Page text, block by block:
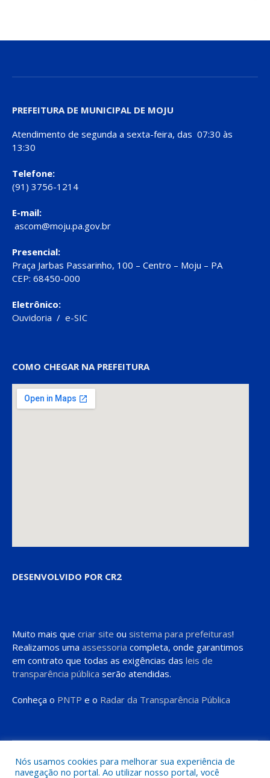
PREFEITURA DE MUNICIPAL DE MOJU
Atendimento de segunda a sexta-feira, das 07:30 às
13:30
Telefone:
(91) 3756-1214
E-mail:
ascom@moju.pa.gov.br
Presencial:
Praça Jarbas Passarinho, 100 – Centro – Moju – PA
CEP: 68450-000
Eletrônico:
Ouvidoria / e-SIC
COMO CHEGAR NA PREFEITURA
DESENVOLVIDO POR CR2
Muito mais que criar site ou sistema para prefeituras!
Realizamos uma assessoria completa, onde garantimos
em contrato que todas as exigências das leis de
transparência pública serão atendidas.
Conheça o PNTP e o Radar da Transparência Pública
Todos os direitos reservados a Prefeitura de Moju
Nós usamos cookies para melhorar sua experiência de
navegação no portal. Ao utilizar nosso portal, você